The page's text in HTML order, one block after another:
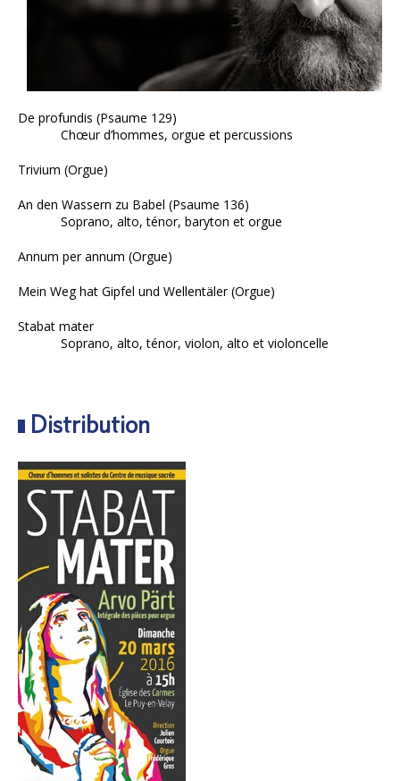
De profundis (Psaume 129)
Chœur d’hommes, orgue et percussions
Trivium (Orgue)
An den Wassern zu Babel (Psaume 136)
Soprano, alto, ténor, baryton et orgue
Annum per annum (Orgue)
Mein Weg hat Gipfel und Wellentäler (Orgue)
Stabat mater
Soprano, alto, ténor, violon, alto et violoncelle
Distribution